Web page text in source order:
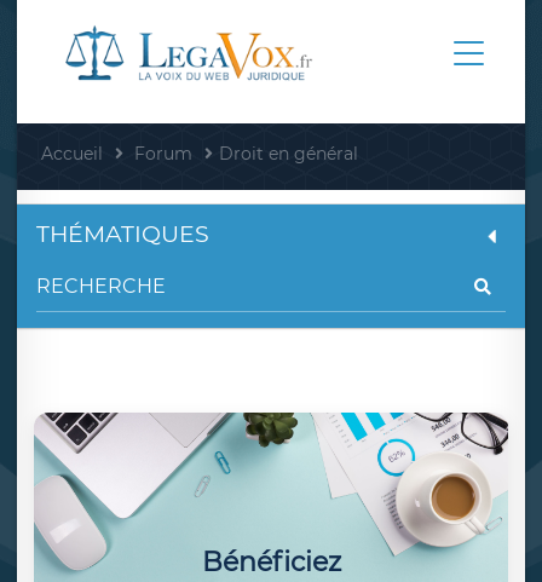
Accueil Forum Droit en général
THÉMATIQUES
Bénéficiez